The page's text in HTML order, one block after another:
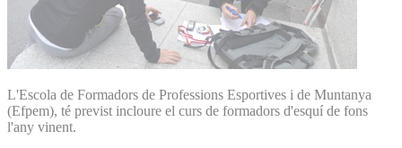
L'Escola de Formadors de Professions Esportives i de Muntanya
(Efpem), té previst incloure el curs de formadors d'esquí de fons
l'any vinent.